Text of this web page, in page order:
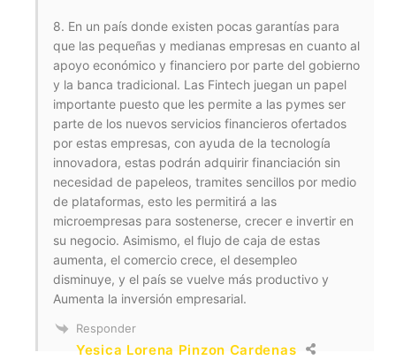
8. En un país donde existen pocas garantías para
que las pequeñas y medianas empresas en cuanto al
apoyo económico y financiero por parte del gobierno
y la banca tradicional. Las Fintech juegan un papel
importante puesto que les permite a las pymes ser
parte de los nuevos servicios financieros ofertados
por estas empresas, con ayuda de la tecnología
innovadora, estas podrán adquirir financiación sin
necesidad de papeleos, tramites sencillos por medio
de plataformas, esto les permitirá a las
microempresas para sostenerse, crecer e invertir en
su negocio. Asimismo, el flujo de caja de estas
aumenta, el comercio crece, el desempleo
disminuye, y el país se vuelve más productivo y
Aumenta la inversión empresarial.
Responder
Yesica Lorena Pinzon Cardenas